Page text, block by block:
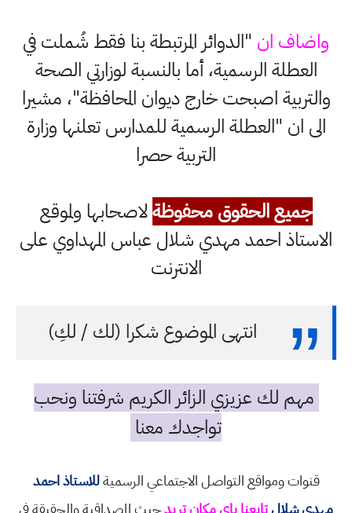
واضاف ان "الدوائر المرتبطة بنا فقط شُملت في
العطلة الرسمية، أما بالنسبة لوزارتي الصحة
والتربية اصبحت خارج ديوان المحافظة"، مشيرا
الى ان "العطلة الرسمية للمدارس تعلنها وزارة
التربية حصرا
جميع الحقوق محفوظةلاصحابها ولموقع
الاستاذ احمد مهدي شلال عباس المهداوي على
الانترنت
انتهى الموضوع شكرا (لك / لكِ)
مهم لك عزيزي الزائر الكريم شرفتنا ونحب
تواجدك معنا
قنوات ومواقع التواصل الاجتماعي الرسميةللاستاذ احمد
مهدي شلالتابعنا باي مكان تريدحيث المصداقية والحقيقة في